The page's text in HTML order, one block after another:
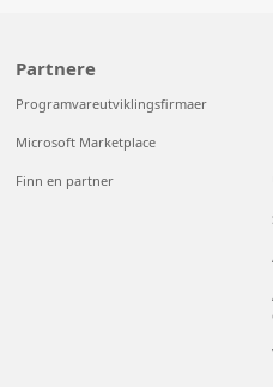
Partnere
Programvareutviklingsfirmaer
Microsoft Marketplace
Finn en partner